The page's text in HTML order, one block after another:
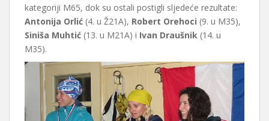
kategoriji M65, dok su ostali postigli sljedeće rezultate:
Antonija Orlić (4. u Ž21A), Robert Orehoci (9. u M35),
Siniša Muhtić (13. u M21A) i Ivan Draušnik (14. u
M35).